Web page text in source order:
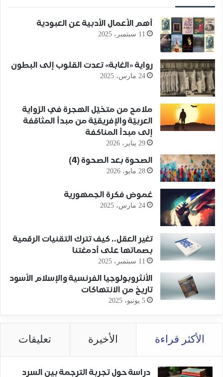
أهم الأعمال الأدبية عن العبودية
11 سبتمبر، 2025
رواية «الغابة» تعدت القلوب إلى البطون
24 مارس، 2025
ملامح من متخيّل الهجرة في الرّواية
العربيّة والإفريقيّة من مبدأ المثاقفة
إلى مبدأ المناكفة
29 يناير، 2026
الصحوة بعد الصحوة (4)
28 مايو، 2026
غموض فكرة الجمهورية
24 مارس، 2025
تغير العقل.. كيف تترك التقنيات الرقمية
بصماتها على أدمغتنا
11 سبتمبر، 2025
الأنثروبولوجيا الفرنسية والإسلام الأسود
تاريخ من الانتهاكات
5 يونيو، 2025
الأكثر قراءة الأخيرة تعليقات
دراسة حول تجربة الترجمة بين السرد